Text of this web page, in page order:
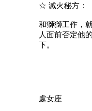
☆ 滅火秘方：
和獅獅工作，
人面前否定他
下。
處女座